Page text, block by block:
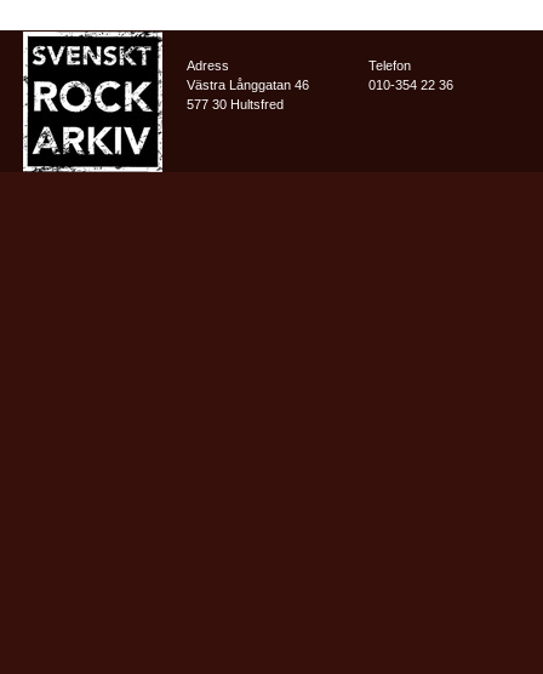
Adress
Västra Långgatan 46
577 30 Hultsfred
Telefon
010-354 22 36